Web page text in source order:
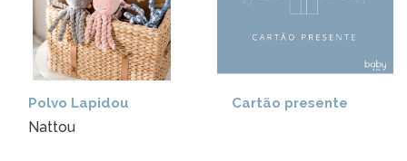
Polvo Lapidou
Nattou
Cartão presente